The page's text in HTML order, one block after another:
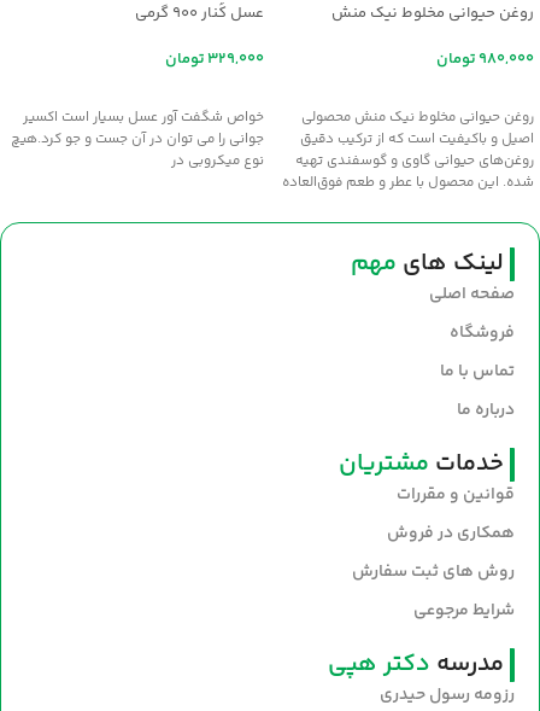
روغن حیوانی مخلوط نیک منش
تومان
روغن حیوانی مخلوط نیک منش محصولی
اصیل و باکیفیت است که از ترکیب دقیق
روغن‌های حیوانی گاوی و گوسفندی تهیه
شده. این محصول با عطر و طعم فوق‌العاده
خوش‌عطر و صبحانه‌های مقوی است. سلامت
و طعم اصیل را با روغن نیک‌منش به
سفره‌های خود بیاورید.
عسل کُنار ۹۰۰ گرمی
تومان
خواص شگفت آور عسل بسيار است اکسير
جواني را مي توان در آن جست و جو کرد.هيچ
نوع ميکروبي در
لینک های مهم
صفحه اصلی
فروشگاه
تماس با ما
درباره ما
خدمات مشتریان
قوانین و مقررات
همکاری در فروش
روش های ثبت سفارش
شرایط مرجوعی
مدرسه دکتر هپی
رزومه رسول حیدری